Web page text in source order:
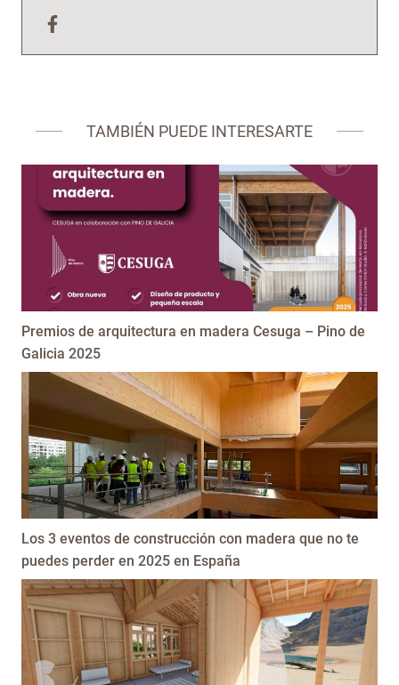
TAMBIÉN PUEDE INTERESARTE
Premios de arquitectura en madera Cesuga – Pino de
Galicia 2025
Los 3 eventos de construcción con madera que no te
puedes perder en 2025 en España